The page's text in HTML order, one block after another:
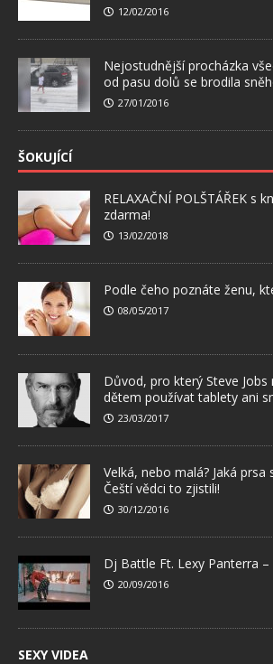
12/02/2016
Nejostudnější procházka
od pasu dolů se brodila
27/01/2016
ŠOKUJÍCÍ
RELAXAČNÍ POLŠTÁŘEK s
zdarma!
13/02/2018
Podle čeho poznáte ženu,
08/05/2017
Důvod, pro který Steve Jobs
dětem používat tablety ani
23/03/2017
Velká, nebo malá? Jaká prsa
Čeští vědci to zjistili!
30/12/2016
Dj Battle Ft. Lexy Panterra
20/09/2016
SEXY VIDEA